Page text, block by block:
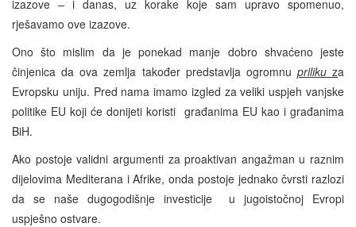
izazove – i danas, uz korake koje sam upravo spomenuo,
rješavamo ove izazove.
Ono što mislim da je ponekad manje dobro shvaćeno jeste
činjenica da ova zemlja također predstavlja ogromnu priliku za
Evropsku uniju. Pred nama imamo izgled za veliki uspjeh vanjske
politike EU koji će donijeti koristi građanima EU kao i građanima
BiH.
Ako postoje validni argumenti za proaktivan angažman u raznim
dijelovima Mediterana i Afrike, onda postoje jednako čvrsti razlozi
da se naše dugogodišnje investicije u jugoistočnoj Evropi
uspješno ostvare.